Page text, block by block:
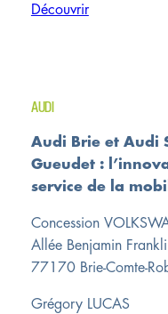
Découvrir
AUDI
Audi Brie et Audi
Gueudet :
service de la
Concession
Allée Benjamin
77170 Brie-Comte-
Grégory LUCAS